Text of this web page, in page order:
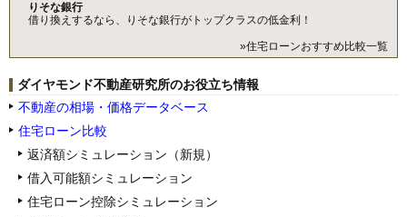
りそな銀行
借り換えするなら、りそな銀行がトップクラスの低金利！
»住宅ローンおすすめ比較一覧
ダイヤモンド不動産研究所のお役立ち情報
不動産の相場・価格データベース
住宅ローン比較
返済額シミュレーション（新規）
借入可能額シミュレーション
住宅ローン控除シミュレーション